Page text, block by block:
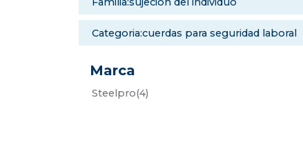
categoria:cuerdas para seguridad laboral
Marca
steelpro(4)